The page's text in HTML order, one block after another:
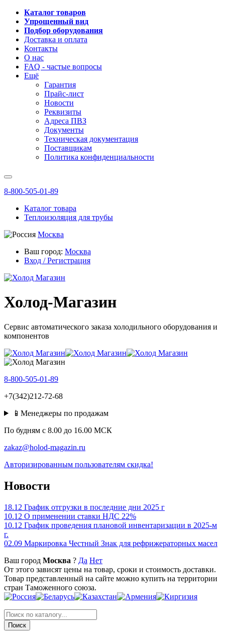
Каталог товаров
Упрощенный вид
Подбор оборудования
Доставка и оплата
Контакты
О нас
FAQ - частые вопросы
Ещё
Гарантия
Прайс-лист
Новости
Реквизиты
Адреса ПВЗ
Документы
Техническая документация
Поставщикам
Политика конфиденциальности
8-800-505-01-89
Каталог товара
Теплоизоляция для трубы
Москва
Ваш город: Москва
Вход / Регистрация
Холод-Магазин
Сервис автоматического заказа холодильного оборудования и
компонентов
8-800-505-01-89
+7(342)212-72-68
📱Менеджеры по продажам
По будням c 8.00 до 16.00 МСК
zakaz@holod-magazin.ru
Авторизированным пользователям скидка!
Новости
18.12 График отгрузки в последние дни 2025 г
10.12 О применении ставки НДС 22%
10.12 График проведения плановой инвентаризации в 2025-м
г.
02.09 Маркировка Честный Знак для рефрижераторных масел
Ваш город Москва ? Да Нет
От этого зависят цены на товар, сроки и стоимость доставки.
Товар представленный на сайте можно купить на территории
стран Таможенного союза.